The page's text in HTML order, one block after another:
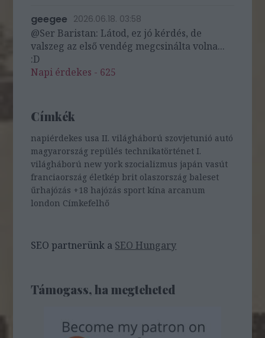
geegee 2026.06.18. 03:58
@Ser Baristan: Látod, ez jó kérdés, de
valszeg az első vendég megcsinálta volna...
:D
Napi érdekes - 625
Címkék
napiérdekes usa II. világháború szovjetunió autó
magyarország repülés technikatörténet I.
világháború new york szocializmus japán vasút
franciaország életkép brit olaszország baleset
űrhajózás +18 hajózás sport kína arcanum
london Címkefelhő
SEO partnerünk a SEO Hungary
Támogass, ha megteheted